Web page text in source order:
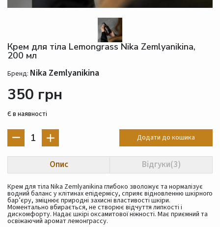
Крем для тіла Lemongrass Nika Zemlyanikina,
200 мл
Бренд: Nika Zemlyanikina
350 грн
Є в наявності
1 Додати до кошика
Опис Відгуки(3)
Крем для тіла Nika Zemlyanikina глибоко зволожує та нормалізує
водний баланс у клітинах епідермісу, сприяє відновленню шкірного
бар’єру, зміцнює природні захисні властивості шкіри.
Моментально вбирається, не створює відчуття липкості і
дискомфорту. Надає шкірі оксамитової ніжності. Має приємний та
освіжаючий аромат лемонграссу.